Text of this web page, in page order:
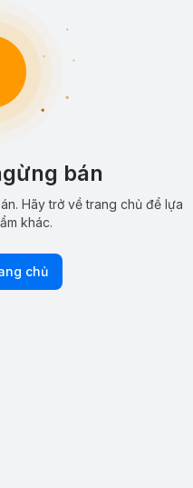
bán
Hãy trở về trang chủ để lựa
khác.
chủ